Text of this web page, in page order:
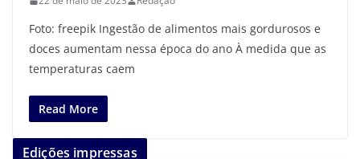
Foto: freepik Ingestão de alimentos mais gordurosos e
doces aumentam nessa época do ano À medida que as
temperaturas caem
Read More
Edições impressas